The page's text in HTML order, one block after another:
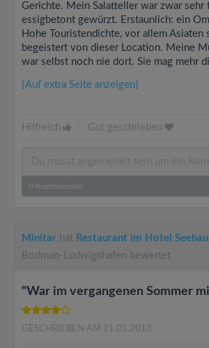
Gerichte. Mein Salatteller war zwar sehr
essigbetont gewürzt. Erstaunlich: ein
Hohe Touristendichte, vor allem Asiaten
begeistert von dieser Location. Meine
war selbst noch nie dort. Sie mag mehr
[Auf extra Seite anzeigen]
Hilfreich Gut geschrieben
0 Kommentare
Minitar hat Restaurant im Hotel
Bodman-Ludwigshafen bewertet
"War im vergangenen Sommer
GESCHRIEBEN AM 21.01.2013